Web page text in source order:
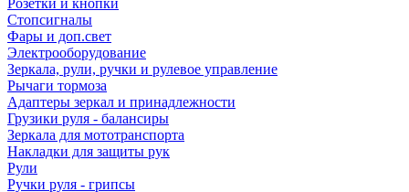
Розетки и кнопки
Стопсигналы
Фары и доп.свет
Электрооборудование
Зеркала, рули, ручки и рулевое управление
Рычаги тормоза
Адаптеры зеркал и принадлежности
Грузики руля - балансиры
Зеркала для мототранспорта
Накладки для защиты рук
Рули
Ручки руля - грипсы